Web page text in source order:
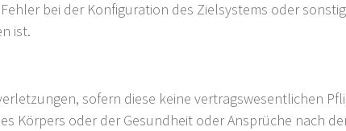
bei der Konfiguration des Zielsystems oder
ist.
sofern diese keine vertragswesentlichen
Körpers oder der Gesundheit oder Ansprüche nach